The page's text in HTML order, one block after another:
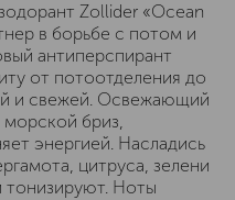
Zollider «Ocean
в борьбе с потом и
антиперспирант
от потоотделения до
и свежей. Освежающий
бриз,
энергией. Насладись
цитруса, зелени
тонизируют. Ноты